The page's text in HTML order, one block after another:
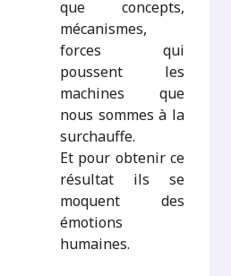
que concepts,
mécanismes,
forces qui
poussent les
machines que
nous sommes à la
surchauffe.
Et pour obtenir ce
résultat ils se
moquent des
émotions
humaines.